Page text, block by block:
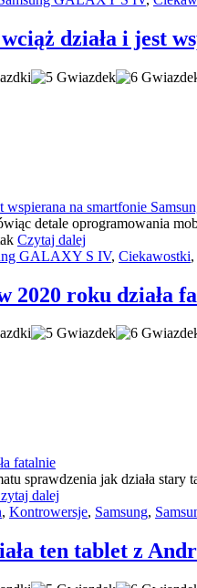
działa i jest
detale oprogramowania
Czytaj dalej
GALAXY S IV, Ciekawostki,
2020 roku działa
sprawdzenia jak działa
dalej
, Kontrowersje, Samsung,
ten tablet z